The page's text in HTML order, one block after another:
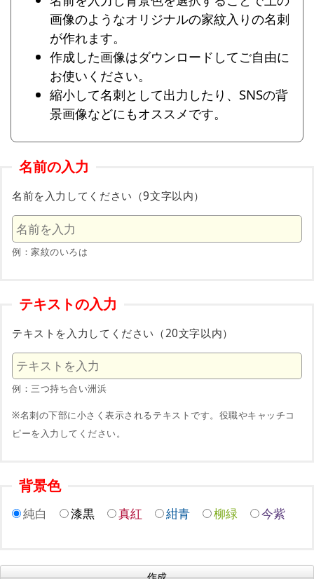
画像のようなオリジナルの家紋入りの名刺
が作れます。
作成した画像はダウンロードしてご自由に
お使いください。
縮小して名刺として出力したり、SNSの背
景画像などにもオススメです。
名前の入力
名前を入力してください（9文字以内）
例：家紋のいろは
テキストの入力
テキストを入力してください（20文字以内）
例：三つ持ち合い洲浜
※名刺の下部に小さく表示されるテキストです。役職やキャッチコ
ピーを入力してください。
背景色
純白 漆黒 真紅 紺青 柳緑 今紫